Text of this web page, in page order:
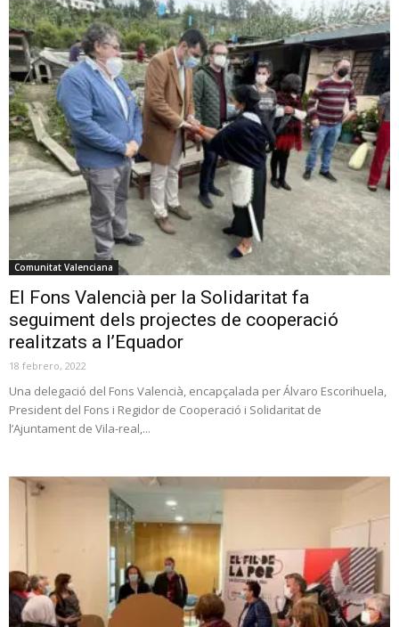
Comunitat Valenciana
El Fons Valencià per la Solidaritat fa
seguiment dels projectes de cooperació
realitzats a l’Equador
18 febrero, 2022
Una delegació del Fons Valencià, encapçalada per Álvaro Escorihuela,
President del Fons i Regidor de Cooperació i Solidaritat de
l’Ajuntament de Vila-real,...